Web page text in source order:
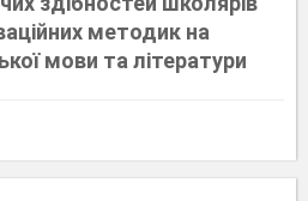
методик на
мови та літератури